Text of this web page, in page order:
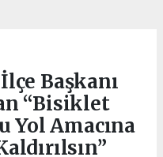
Başkanı
“Bisiklet
Yol Amacına